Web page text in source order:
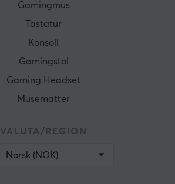
Gamingmus
Tastatur
Konsoll
Gamingstol
Gaming Headset
Musematter
VALUTA/REGION
Norsk (NOK)